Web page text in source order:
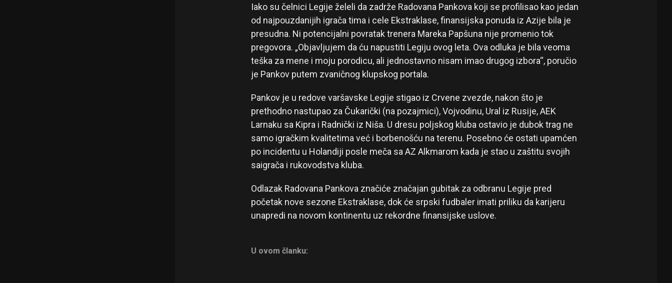
Iako su čelnici Legije želeli da zadrže Radovana Pankova koji se profilisao kao jedan
od najpouzdanijih igrača tima i cele Ekstraklase, finansijska ponuda iz Azije bila je
presudna. Ni potencijalni povratak trenera Mareka Papšuna nije promenio tok
pregovora. „Objavljujem da ću napustiti Legiju ovog leta. Ova odluka je bila veoma
teška za mene i moju porodicu, ali jednostavno nisam imao drugog izbora“, poručio
je Pankov putem zvaničnog klupskog portala.
Pankov je u redove varšavske Legije stigao iz Crvene zvezde, nakon što je
prethodno nastupao za Čukarički (na pozajmici), Vojvodinu, Ural iz Rusije, AEK
Larnaku sa Kipra i Radnički iz Niša. U dresu poljskog kluba ostavio je dubok trag ne
samo igračkim kvalitetima već i borbenošću na terenu. Posebno će ostati upamćen
po incidentu u Holandiji posle meča sa AZ Alkmarom kada je stao u zaštitu svojih
saigrača i rukovodstva kluba.
Odlazak Radovana Pankova značiće značajan gubitak za odbranu Legije pred
početak nove sezone Ekstraklase, dok će srpski fudbaler imati priliku da karijeru
unapredi na novom kontinentu uz rekordne finansijske uslove.
U ovom članku: